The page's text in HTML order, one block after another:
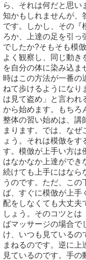
ら、それは何だと思い
知かもしれませんが、
です。しかし、その『
ろか、上達の足を引っ
でしたか?そもそも模
よく観察し、同じ動き
を自分の体に染み込ま
時はこの方法が一番の
ねて歩けるようになり
は見て盗め」と言われ
から始めます。もちろ
整体の習い始めは、講
まります。では、なぜ
ょう。それは模倣を
す。模倣が上手い方は
はなかなか上達ができ
続けても上手にはなら
うのです。ただ、この
ば、すぐに模倣が上手
配をしなくても大丈夫
しょう。そのコツとは
ばマッサージの場合で
け、いつも見ているの
まねるのです。逆に
見ているのです。手の